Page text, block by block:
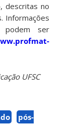
descritas no
Informações
podem ser
UFSC
pós-